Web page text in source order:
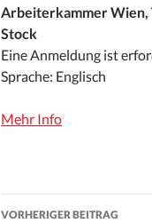
Arbeiterkammer Wien,
Stock
Eine Anmeldung ist
Sprache: Englisch
Mehr Info
Beitrags-
VORHERIGER BEITRAG